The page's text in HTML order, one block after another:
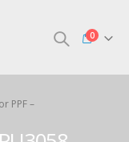
0
PPF –